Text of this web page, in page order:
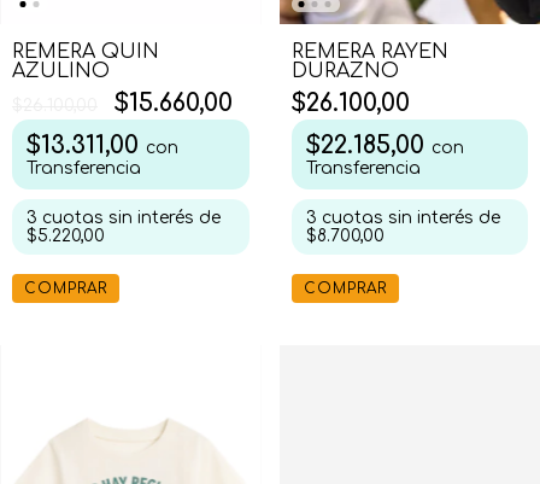
REMERA QUIN
AZULINO
$15.660,00
$13.311,00 con
Transferencia
3 cuotas sin interés de
$5.220,00
COMPRAR
REMERA RAYEN
DURAZNO
$26.100,00
$22.185,00 con
Transferencia
3 cuotas sin interés de
$8.700,00
COMPRAR